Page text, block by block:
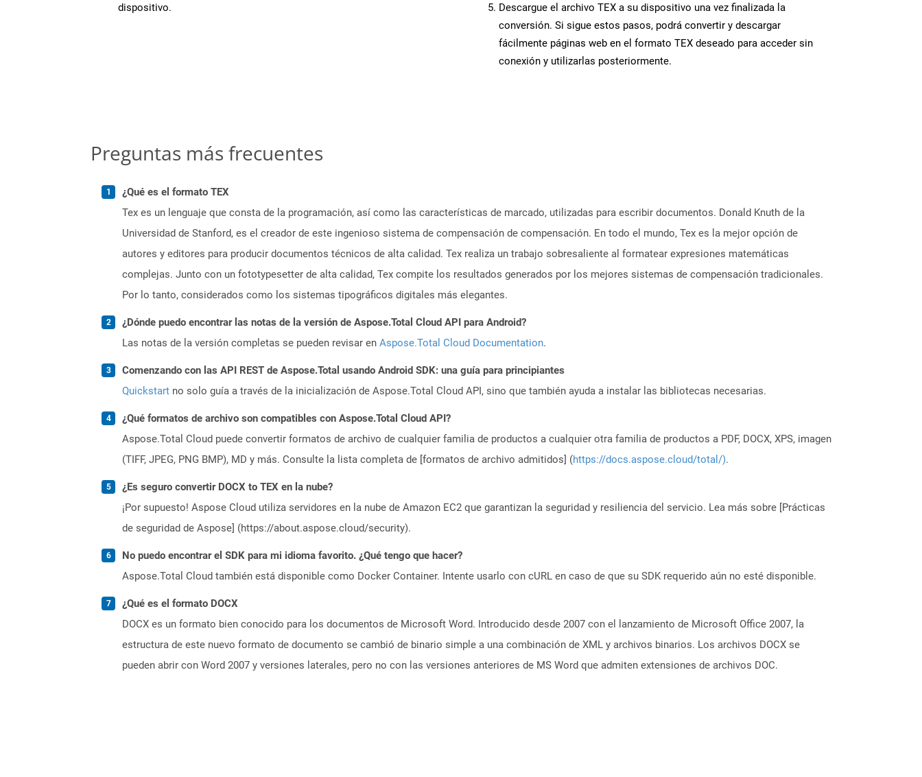
dispositivo.
Descargue el archivo TEX a su dispositivo una vez finalizada la
conversión. Si sigue estos pasos, podrá convertir y descargar
fácilmente páginas web en el formato TEX deseado para acceder sin
conexión y utilizarlas posteriormente.
Preguntas más frecuentes
¿Qué es el formato TEX
Tex es un lenguaje que consta de la programación, así como las características de marcado, utilizadas para escribir documentos. Donald Knuth de la
Universidad de Stanford, es el creador de este ingenioso sistema de compensación de compensación. En todo el mundo, Tex es la mejor opción de
autores y editores para producir documentos técnicos de alta calidad. Tex realiza un trabajo sobresaliente al formatear expresiones matemáticas
complejas. Junto con un fototypesetter de alta calidad, Tex compite los resultados generados por los mejores sistemas de compensación tradicionales.
Por lo tanto, considerados como los sistemas tipográficos digitales más elegantes.
¿Dónde puedo encontrar las notas de la versión de Aspose.Total Cloud API para Android?
Las notas de la versión completas se pueden revisar en Aspose.Total Cloud Documentation.
Comenzando con las API REST de Aspose.Total usando Android SDK: una guía para principiantes
Quickstart no solo guía a través de la inicialización de Aspose.Total Cloud API, sino que también ayuda a instalar las bibliotecas necesarias.
¿Qué formatos de archivo son compatibles con Aspose.Total Cloud API?
Aspose.Total Cloud puede convertir formatos de archivo de cualquier familia de productos a cualquier otra familia de productos a PDF, DOCX, XPS, imagen
(TIFF, JPEG, PNG BMP), MD y más. Consulte la lista completa de [formatos de archivo admitidos] (https://docs.aspose.cloud/total/).
¿Es seguro convertir DOCX to TEX en la nube?
¡Por supuesto! Aspose Cloud utiliza servidores en la nube de Amazon EC2 que garantizan la seguridad y resiliencia del servicio. Lea más sobre [Prácticas
de seguridad de Aspose] (https://about.aspose.cloud/security).
No puedo encontrar el SDK para mi idioma favorito. ¿Qué tengo que hacer?
Aspose.Total Cloud también está disponible como Docker Container. Intente usarlo con cURL en caso de que su SDK requerido aún no esté disponible.
¿Qué es el formato DOCX
DOCX es un formato bien conocido para los documentos de Microsoft Word. Introducido desde 2007 con el lanzamiento de Microsoft Office 2007, la
estructura de este nuevo formato de documento se cambió de binario simple a una combinación de XML y archivos binarios. Los archivos DOCX se
pueden abrir con Word 2007 y versiones laterales, pero no con las versiones anteriores de MS Word que admiten extensiones de archivos DOC.